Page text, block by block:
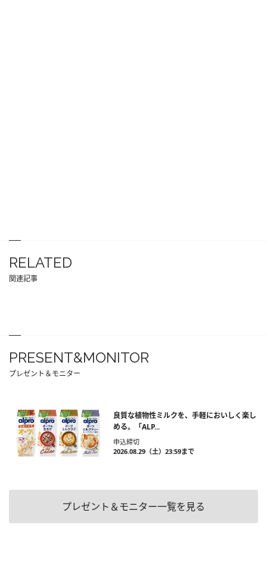
RELATED
関連記事
PRESENT&MONITOR
プレゼント＆モニター
良質な植物性ミルクを、手軽においしく楽し
める。「ALP...
申込締切
2026.08.29（土）23:59まで
プレゼント＆モニター一覧を見る